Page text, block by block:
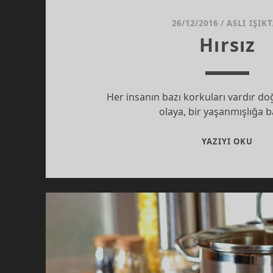
26/12/2016 /ASLI
Hırsız
Her insanın bazı korkuları vardır
olaya, bir yaşanmışlığa
YAZIYI OKU